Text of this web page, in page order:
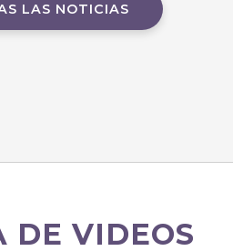
LAS NOTICIAS
DE VIDEOS